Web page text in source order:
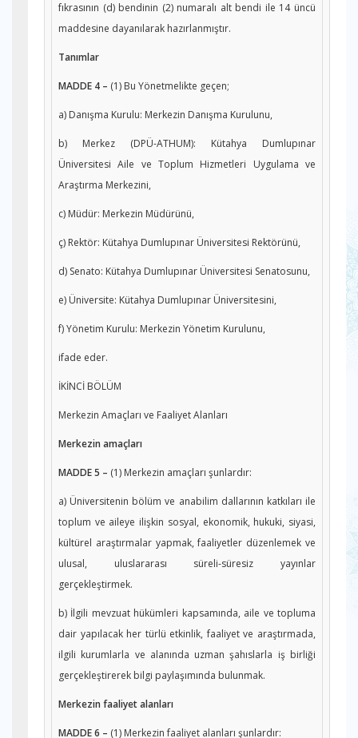
fıkrasının (d) bendinin (2) numaralı alt bendi ile 14 üncü
maddesine dayanılarak hazırlanmıştır.
Tanımlar
MADDE 4 – (1) Bu Yönetmelikte geçen;
a) Danışma Kurulu: Merkezin Danışma Kurulunu,
b) Merkez (DPÜ-ATHUM): Kütahya Dumlupınar
Üniversitesi Aile ve Toplum Hizmetleri Uygulama ve
Araştırma Merkezini,
c) Müdür: Merkezin Müdürünü,
ç) Rektör: Kütahya Dumlupınar Üniversitesi Rektörünü,
d) Senato: Kütahya Dumlupınar Üniversitesi Senatosunu,
e) Üniversite: Kütahya Dumlupınar Üniversitesini,
f) Yönetim Kurulu: Merkezin Yönetim Kurulunu,
ifade eder.
İKİNCİ BÖLÜM
Merkezin Amaçları ve Faaliyet Alanları
Merkezin amaçları
MADDE 5 – (1) Merkezin amaçları şunlardır:
a) Üniversitenin bölüm ve anabilim dallarının katkıları ile
toplum ve aileye ilişkin sosyal, ekonomik, hukuki, siyasi,
kültürel araştırmalar yapmak, faaliyetler düzenlemek ve
ulusal, uluslararası süreli-süresiz yayınlar
gerçekleştirmek.
b) İlgili mevzuat hükümleri kapsamında, aile ve topluma
dair yapılacak her türlü etkinlik, faaliyet ve araştırmada,
ilgili kurumlarla ve alanında uzman şahıslarla iş birliği
gerçekleştirerek bilgi paylaşımında bulunmak.
Merkezin faaliyet alanları
MADDE 6 – (1) Merkezin faaliyet alanları şunlardır: